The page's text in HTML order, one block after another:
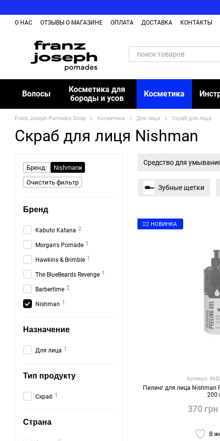
О НАС ОТЗЫВЫ О МАГАЗИНЕ ОПЛАТА ДОСТАВКА КОНТАКТЫ
Волосы
Косметика для
бороды и усов
Косметика
Franz Joseph Pomades Shop Косметика Для лица Скраб для лица
Скраб для лиця Nishman
Средство для
Зубные щетки
👉🏻 НОВИНКА
Артикул:
Пилинг для лица Nishman
200
370 грн
В
Бренд:
Nishman
Очистить фильтр
Бренд
Kabuto Katana 2
Morgan's Pomade 1
Hawkins & Brimble 1
The BlueBeards Revenge 1
Barbertime 2
Nishman 1
Назначение
Для лица 1
Тип продукту
Скраб 1
Страна